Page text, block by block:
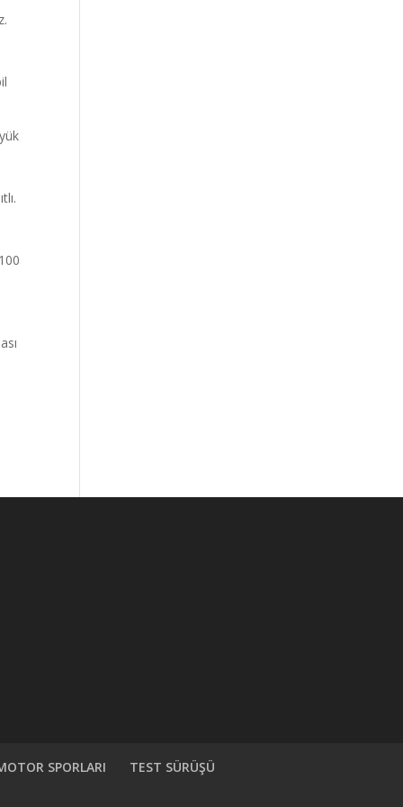
SPORLARI TEST SÜRÜŞÜ